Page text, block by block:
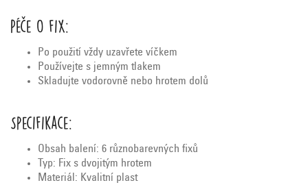
Péče o fix:
Po použití vždy uzavřete víčkem
Používejte s jemným tlakem
Skladujte vodorovně nebo hrotem dolů
Specifikace:
Obsah balení: 6 různobarevných fixů
Typ: Fix s dvojitým hrotem
Materiál: Kvalitní plast